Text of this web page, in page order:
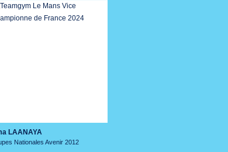
LAANAYA
Nationales Avenir 2012